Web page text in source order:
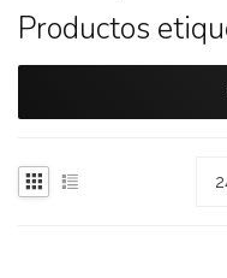
Productos